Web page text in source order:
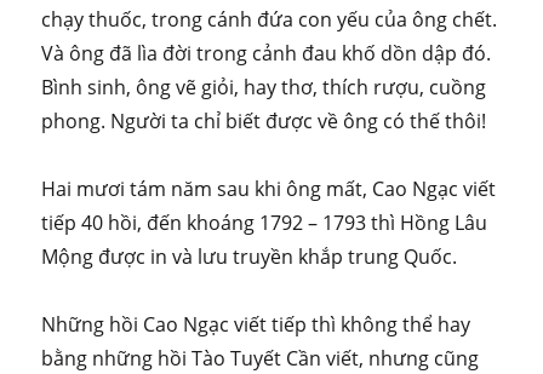
chạy thuốc, trong cánh đứa con yếu của ông chết.
Và ông đã lìa đời trong cảnh đau khố dồn dập đó.
Bình sinh, ông vẽ giỏi, hay thơ, thích rượu, cuồng
phong. Người ta chỉ biết được về ông có thế thôi!
Hai mươi tám năm sau khi ông mất, Cao Ngạc viết
tiếp 40 hồi, đến khoáng 1792 – 1793 thì Hồng Lâu
Mộng được in và lưu truyền khắp trung Quốc.
Những hồi Cao Ngạc viết tiếp thì không thể hay
bằng những hồi Tào Tuyết Cần viết, nhưng cũng